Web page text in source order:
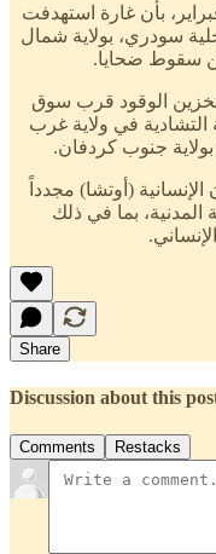
التقارير الأممية، في يوم الاحد 15 فبراير، بأن غارة استهدفت
سودري، بولاية شمال
سقوط ضحايا.
الوقود قرب سوق
التشادية في ولاية غرب
بولاية جنوب كردفان.
(أوتشا) مجدداً
المدنية، بما في ذلك
Share
Discussion about this
Comments Restacks